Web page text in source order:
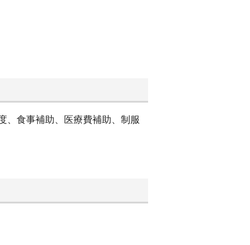
、食事補助、医療費補助、制服